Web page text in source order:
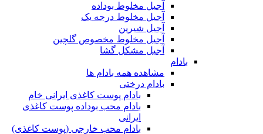
آجیل مخلوط بوداده
آجیل مخلوط درجه یک
آجیل شیرین
آجیل مخلوط مخصوص گلچین
آجیل مشکل گشا
بادام
مشاهده همه بادام ها
بادام درختی
بادام پوست کاغذی ایرانی خام
بادام محب بوداده پوست کاغذی
ایرانی
بادام محب خارجی (پوست کاغذی)